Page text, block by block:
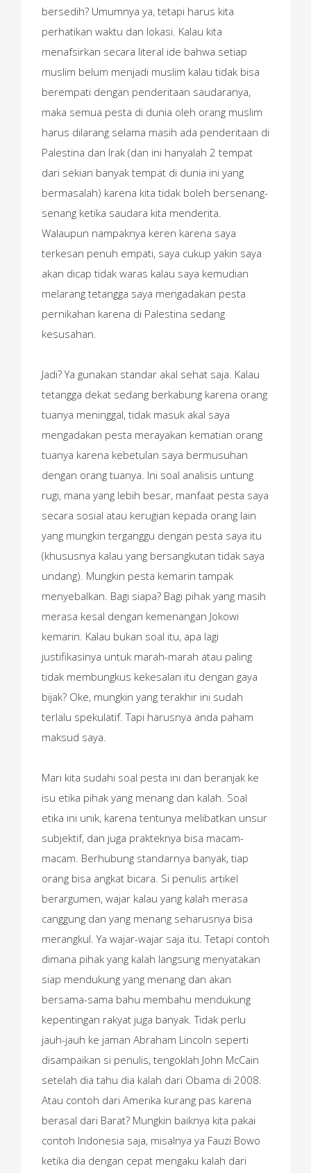
bersedih? Umumnya ya, tetapi harus kita
perhatikan waktu dan lokasi. Kalau kita
menafsirkan secara literal ide bahwa setiap
muslim belum menjadi muslim kalau tidak bisa
berempati dengan penderitaan saudaranya,
maka semua pesta di dunia oleh orang muslim
harus dilarang selama masih ada penderitaan di
Palestina dan Irak (dan ini hanyalah 2 tempat
dari sekian banyak tempat di dunia ini yang
bermasalah) karena kita tidak boleh bersenang-
senang ketika saudara kita menderita.
Walaupun nampaknya keren karena saya
terkesan penuh empati, saya cukup yakin saya
akan dicap tidak waras kalau saya kemudian
melarang tetangga saya mengadakan pesta
pernikahan karena di Palestina sedang
kesusahan.
Jadi? Ya gunakan standar akal sehat saja. Kalau
tetangga dekat sedang berkabung karena orang
tuanya meninggal, tidak masuk akal saya
mengadakan pesta merayakan kematian orang
tuanya karena kebetulan saya bermusuhan
dengan orang tuanya. Ini soal analisis untung
rugi, mana yang lebih besar, manfaat pesta saya
secara sosial atau kerugian kepada orang lain
yang mungkin terganggu dengan pesta saya itu
(khususnya kalau yang bersangkutan tidak saya
undang). Mungkin pesta kemarin tampak
menyebalkan. Bagi siapa? Bagi pihak yang masih
merasa kesal dengan kemenangan Jokowi
kemarin. Kalau bukan soal itu, apa lagi
justifikasinya untuk marah-marah atau paling
tidak membungkus kekesalan itu dengan gaya
bijak? Oke, mungkin yang terakhir ini sudah
terlalu spekulatif. Tapi harusnya anda paham
maksud saya.
Mari kita sudahi soal pesta ini dan beranjak ke
isu etika pihak yang menang dan kalah. Soal
etika ini unik, karena tentunya melibatkan unsur
subjektif, dan juga prakteknya bisa macam-
macam. Berhubung standarnya banyak, tiap
orang bisa angkat bicara. Si penulis artikel
berargumen, wajar kalau yang kalah merasa
canggung dan yang menang seharusnya bisa
merangkul. Ya wajar-wajar saja itu. Tetapi contoh
dimana pihak yang kalah langsung menyatakan
siap mendukung yang menang dan akan
bersama-sama bahu membahu mendukung
kepentingan rakyat juga banyak. Tidak perlu
jauh-jauh ke jaman Abraham Lincoln seperti
disampaikan si penulis, tengoklah John McCain
setelah dia tahu dia kalah dari Obama di 2008.
Atau contoh dari Amerika kurang pas karena
berasal dari Barat? Mungkin baiknya kita pakai
contoh Indonesia saja, misalnya ya Fauzi Bowo
ketika dia dengan cepat mengaku kalah dari